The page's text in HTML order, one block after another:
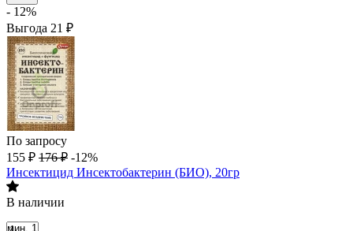
- 12%
Выгода 21 ₽
По запросу
155 ₽ 176 ₽ -12%
Инсектицид Инсектобактерин (БИО), 20гр
В наличии
мин. 1